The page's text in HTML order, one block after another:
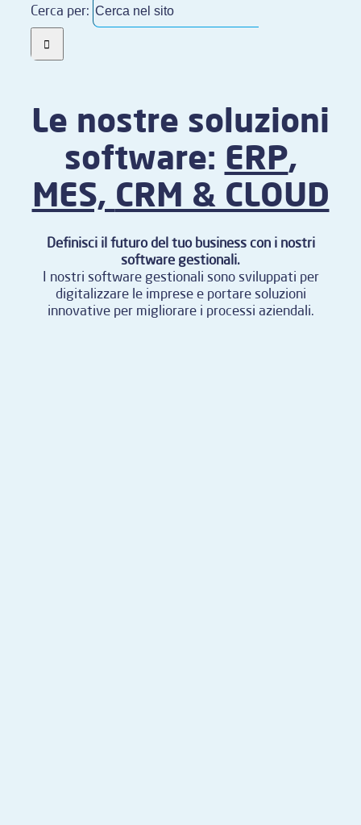
Cerca per:
Le nostre soluzioni
software: ERP,
MES, CRM & CLOUD
Definisci il futuro del tuo business con i nostri
software gestionali.
I nostri software gestionali sono sviluppati per
digitalizzare le imprese e portare soluzioni
innovative per migliorare i processi aziendali.